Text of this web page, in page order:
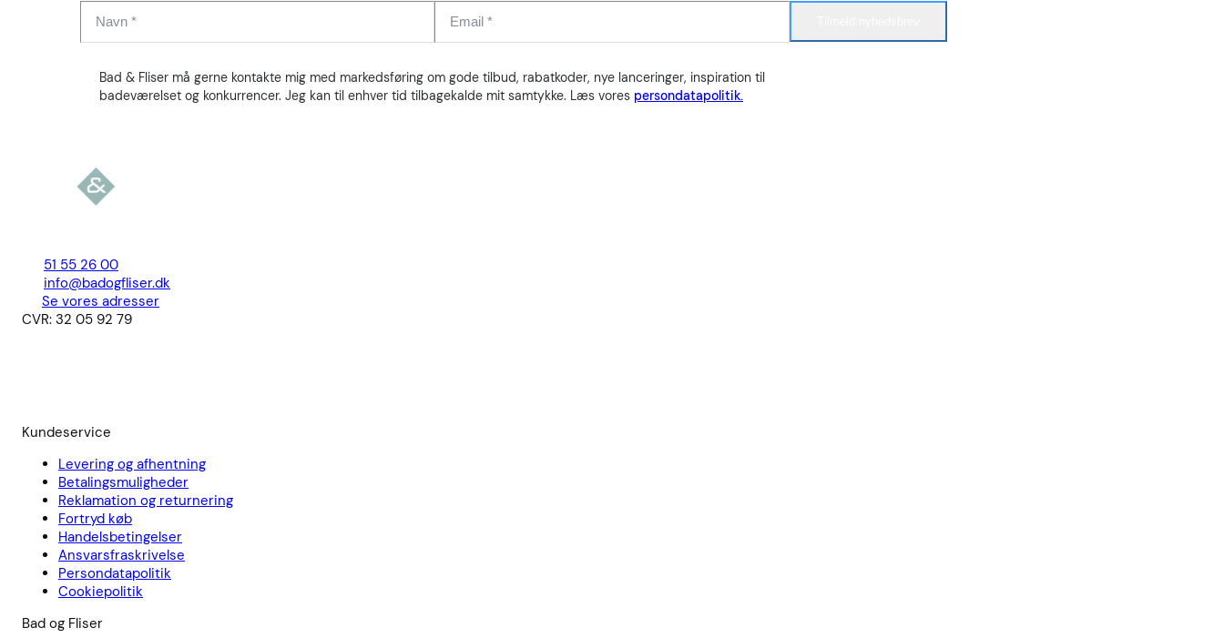
Bad & Fliser må gerne kontakte mig med markedsføring om gode tilbud, rabatkoder, nye lanceringer, inspiration til
badeværelset og konkurrencer. Jeg kan til enhver tid tilbagekalde mit samtykke. Læs vores persondatapolitik.
51 55 26 00
info@badogfliser.dk
Se vores adresser
CVR: 32 05 92 79
Kundeservice
Levering og afhentning
Betalingsmuligheder
Reklamation og returnering
Fortryd køb
Handelsbetingelser
Ansvarsfraskrivelse
Persondatapolitik
Cookiepolitik
Bad og Fliser